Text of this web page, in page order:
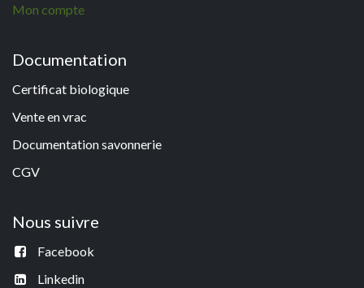
Mon compte
Documentation
Certificat biologique
Vente en vrac
Documentation savonnerie
CGV
Nous suivre
Facebook
Linkedin